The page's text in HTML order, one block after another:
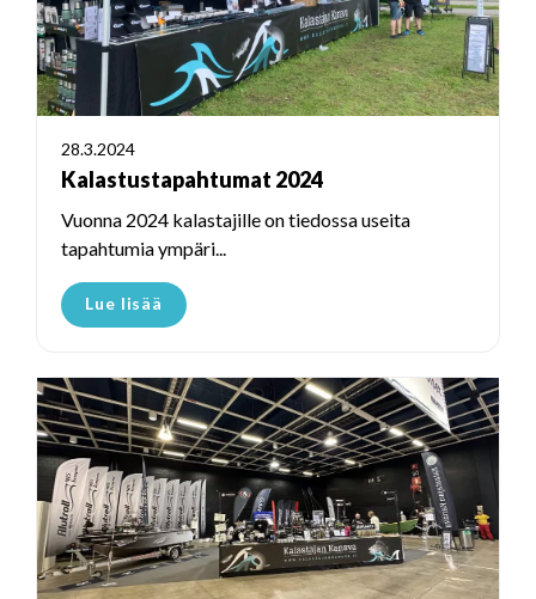
28.3.2024
Kalastustapahtumat 2024
Vuonna 2024 kalastajille on tiedossa useita
tapahtumia ympäri...
Lue lisää